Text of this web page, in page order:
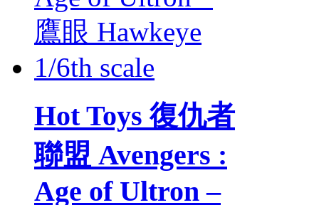
Hot Toys 復仇者
聯盟 Avengers :
Age of Ultron –